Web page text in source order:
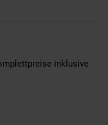
inklusive